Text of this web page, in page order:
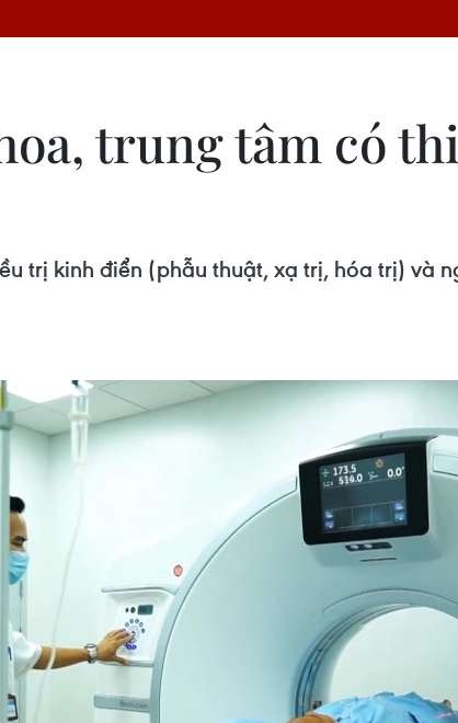
trung tâm có
trị kinh điển (phẫu thuật, xạ trị, hóa trị) và